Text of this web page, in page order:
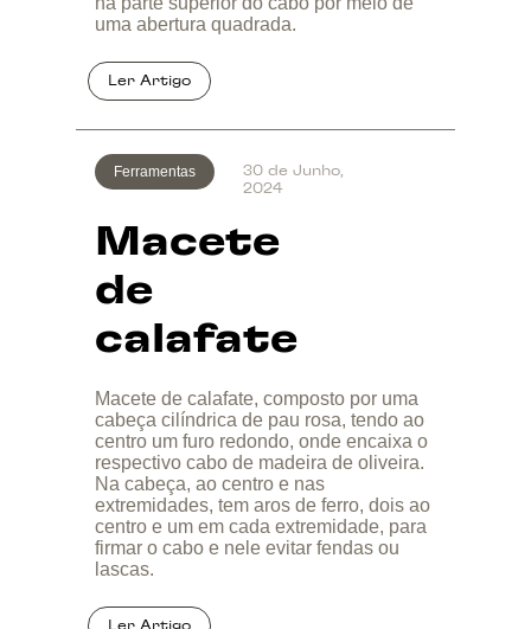
uma abertura quadrada.
Ferramentas
Macete
de
calafate
30 de Junho,
2024
Macete de calafate, composto por uma
cabeça cilíndrica de pau rosa, tendo ao
centro um furo redondo, onde encaixa o
respectivo cabo de madeira de oliveira.
Na cabeça, ao centro e nas
extremidades, tem aros de ferro, dois ao
centro e um em cada extremidade, para
firmar o cabo e nele evitar fendas ou
lascas.